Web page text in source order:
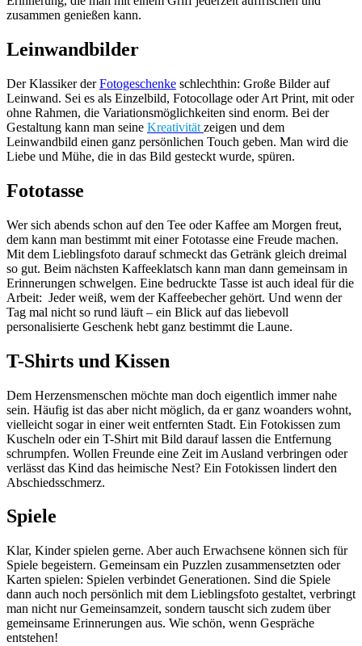
zusammen genießen kann.
Leinwandbilder
Der Klassiker der Fotogeschenke schlechthin: Große Bilder auf
Leinwand. Sei es als Einzelbild, Fotocollage oder Art Print, mit oder
ohne Rahmen, die Variationsmöglichkeiten sind enorm. Bei der
Gestaltung kann man seine Kreativität zeigen und dem
Leinwandbild einen ganz persönlichen Touch geben. Man wird die
Liebe und Mühe, die in das Bild gesteckt wurde, spüren.
Fototasse
Wer sich abends schon auf den Tee oder Kaffee am Morgen freut,
dem kann man bestimmt mit einer Fototasse eine Freude machen.
Mit dem Lieblingsfoto darauf schmeckt das Getränk gleich dreimal
so gut. Beim nächsten Kaffeeklatsch kann man dann gemeinsam in
Erinnerungen schwelgen. Eine bedruckte Tasse ist auch ideal für die
Arbeit: Jeder weiß, wem der Kaffeebecher gehört. Und wenn der
Tag mal nicht so rund läuft – ein Blick auf das liebevoll
personalisierte Geschenk hebt ganz bestimmt die Laune.
T-Shirts und Kissen
Dem Herzensmenschen möchte man doch eigentlich immer nahe
sein. Häufig ist das aber nicht möglich, da er ganz woanders wohnt,
vielleicht sogar in einer weit entfernten Stadt. Ein Fotokissen zum
Kuscheln oder ein T-Shirt mit Bild darauf lassen die Entfernung
schrumpfen. Wollen Freunde eine Zeit im Ausland verbringen oder
verlässt das Kind das heimische Nest? Ein Fotokissen lindert den
Abschiedsschmerz.
Spiele
Klar, Kinder spielen gerne. Aber auch Erwachsene können sich für
Spiele begeistern. Gemeinsam ein Puzzlen zusammensetzten oder
Karten spielen: Spielen verbindet Generationen. Sind die Spiele
dann auch noch persönlich mit dem Lieblingsfoto gestaltet, verbringt
man nicht nur Gemeinsamzeit, sondern tauscht sich zudem über
gemeinsame Erinnerungen aus. Wie schön, wenn Gespräche
entstehen!